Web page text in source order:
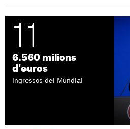
11
6.560 milions
d'euros
Ingressos del Mundial